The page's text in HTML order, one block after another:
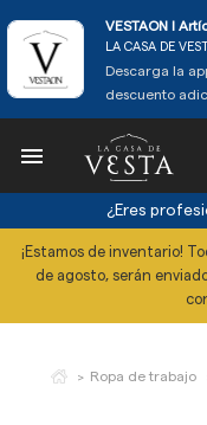
VESTAON l
LA CASA DE
Descarga la
descuento

¿Eres
¡Estamos de inventario!
de agosto, serán
Ropa de trabajo